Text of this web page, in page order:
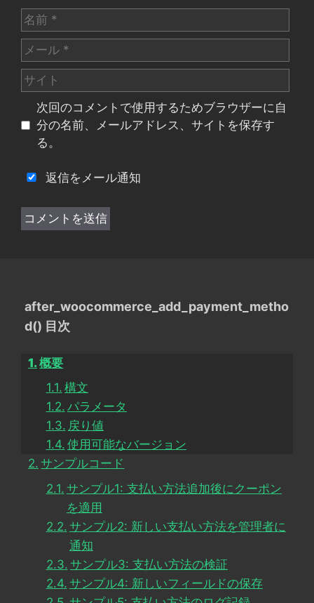
名
前
メ
ー
ル
サ
イ
次回のコメントで使用するためブラウザーに自
分の名前、メールアドレス、サイトを保存す
る。
返信をメール通知
after_woocommerce_add_payment_metho
d() 目次
概要
構文
パラメータ
戻り値
使用可能なバージョン
サンプルコード
サンプル1: 支払い方法追加後にクーポン
を適用
サンプル2: 新しい支払い方法を管理者に
通知
サンプル3: 支払い方法の検証
サンプル4: 新しいフィールドの保存